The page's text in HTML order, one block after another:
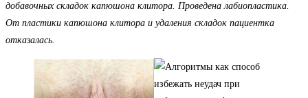
добавочных складок капюшона клитора. Проведена лабиопластика.
От пластики капюшона клитора и удаления складок пациентка
отказалась.